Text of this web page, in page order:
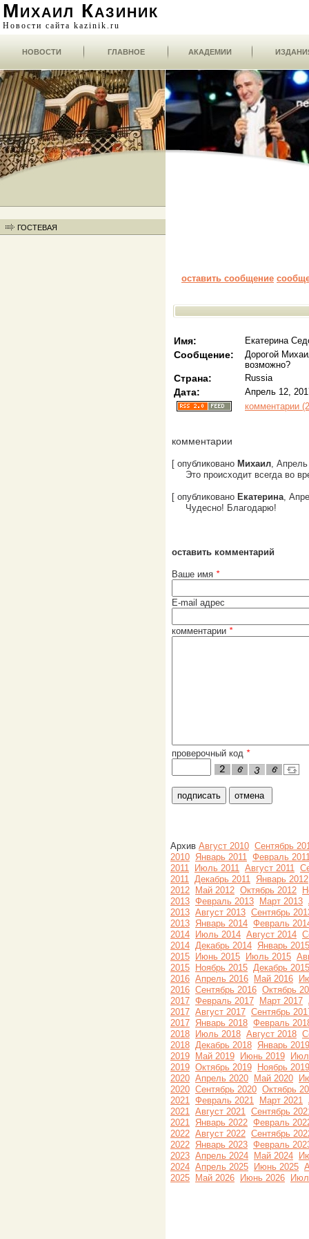
Михаил Казиник
Новости сайта kazinik.ru
НОВОСТИ ГЛАВНОЕ АКАДЕМИИ
ГОСТЕВАЯ
оставить сообщение
Имя: Екатерина
Сообщение:
Дорогой
возможно?
Страна: Russia
Дата:
Апрель 12,
комментарии
комментарии
[ опубликовано Михаил,
Это происходит всегда во
[ опубликовано Екатерина,
Чудесно! Благодарю!
оставить комментарий
Ваше имя *
E-mail адрес
комментарии *
проверочный код *
Архив Август 2010 Сентябрь
2010 Январь 2011 Февраль
2011
Июль 2011 Август 2011
2011 Декабрь 2011 Январь 2012
2012
Май 2012 Октябрь 2012
2013 Февраль 2013 Март 2013
2013 Август 2013 Сентябрь
2013 Январь 2014 Февраль
2014
Июль 2014 Август 2014
2014 Декабрь 2014 Январь 2015
2015
Июнь 2015 Июль 2015
2015
Ноябрь 2015 Декабрь 2015
2016 Апрель 2016 Май 2016
2016 Сентябрь 2016 Октябрь
2017 Февраль 2017 Март 2017
2017 Август 2017 Сентябрь
2017 Январь 2018 Февраль
2018
Июль 2018 Август 2018
2018 Декабрь 2018 Январь 2019
2019
Май 2019 Июнь 2019
2019 Октябрь 2019
Ноябрь 2019
2020 Апрель 2020 Май 2020
2020 Сентябрь 2020 Октябрь
2021 Февраль 2021 Март 2021
2021 Август 2021 Сентябрь
2021 Январь 2022 Февраль
2022 Август 2022 Сентябрь
2022 Январь 2023 Февраль
2023 Апрель 2024 Май 2024
2024 Апрель 2025 Июнь 2025
2025
Май 2026 Июнь 2026